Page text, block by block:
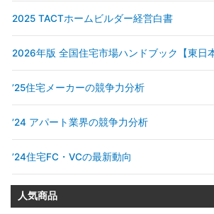
2025 TACTホームビルダー経営白書
2026年版 全国住宅市場ハンドブック【東日
’25住宅メーカーの競争力分析
’24 アパート業界の競争力分析
’24住宅FC・VCの最新動向
人気商品